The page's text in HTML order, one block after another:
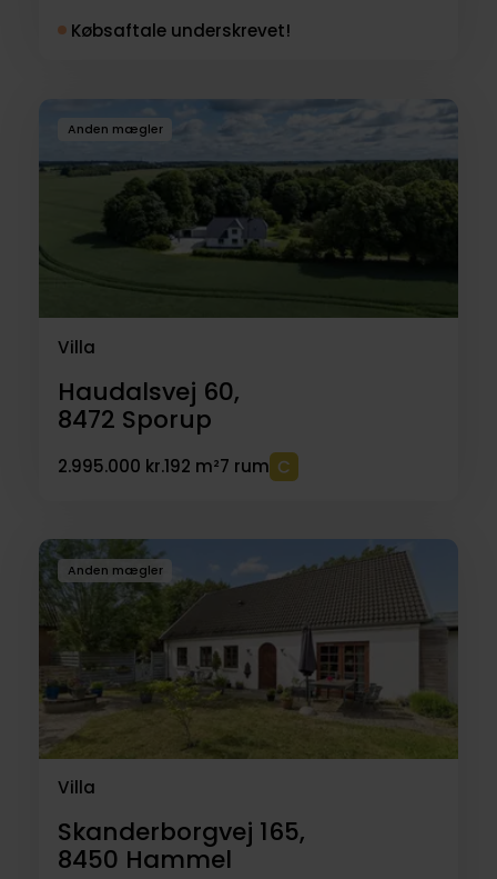
Købsaftale underskrevet!
Anden mægler
Villa
Haudalsvej 60,
8472 Sporup
2.995.000 kr.192 m²7 rum
Anden mægler
Villa
Skanderborgvej 165,
8450 Hammel